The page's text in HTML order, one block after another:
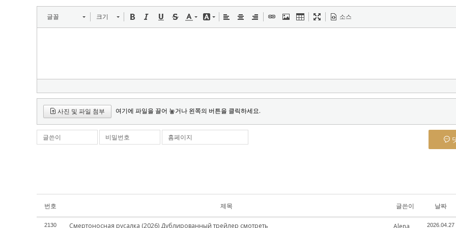
글꼴 크기 소스
사진 및 파일 첨부 여기에 파일을 끌어 놓거나 왼쪽의 버튼을 클릭하세요.
글쓴이 비밀번호 홈페이지
번호 제목 글쓴이 날짜
2130 Смертоносная русалка (2026) Дублированный трейлер смотреть Alena 2026.04.27